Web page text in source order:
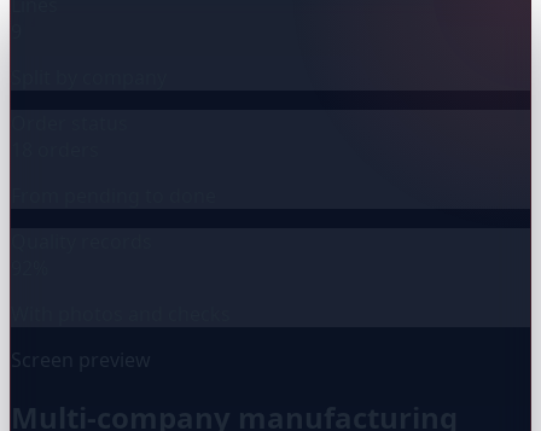
Screen preview
Multi-company manufacturing